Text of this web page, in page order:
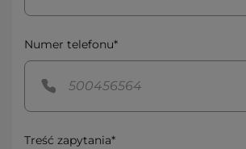
Numer telefonu*
Treść zapytania*